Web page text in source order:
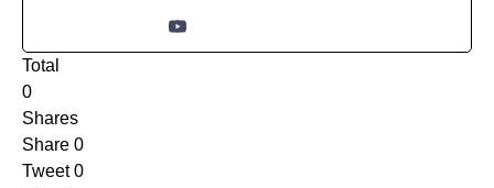
Total
0
Shares
Share 0
Tweet 0